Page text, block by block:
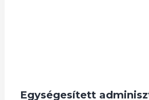
Egységesített